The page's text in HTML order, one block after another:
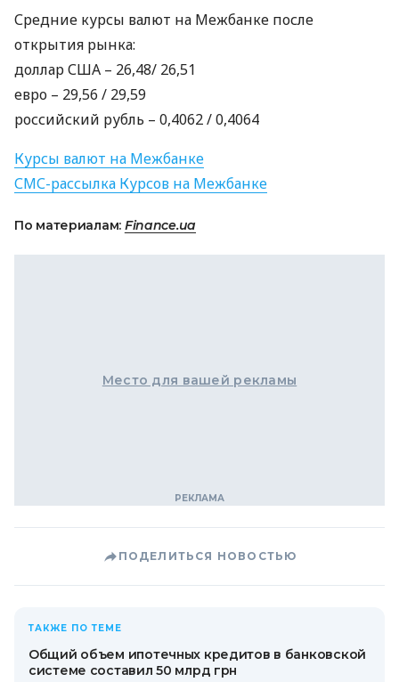
Средние курсы валют на Межбанке после
открытия рынка:
долларСША – 26,48/ 26,51
евро – 29,56 / 29,59
российский рубль – 0,4062 / 0,4064
Курсы валют на Межбанке
СМС-рассылка Курсов на Межбанке
По материалам: Finance.ua
Место для вашей рекламы
ПОДЕЛИТЬСЯ НОВОСТЬЮ
ТАКЖЕ ПО ТЕМЕ
Общий объем ипотечных кредитов в банковской
системе составил 50 млрд грн